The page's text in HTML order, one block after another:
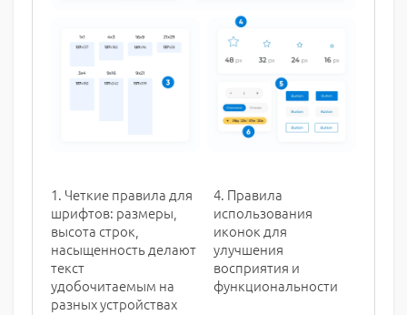
1. Четкие правила для
шрифтов: размеры,
высота строк,
насыщенность делают
текст
удобочитаемым на
разных устройствах
4. Правила
использования
иконок для
улучшения
восприятия и
функциональности